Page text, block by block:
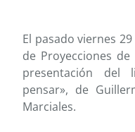
El pasado viernes
de Proyecciones
presentación del
pensar», de
Marciales.